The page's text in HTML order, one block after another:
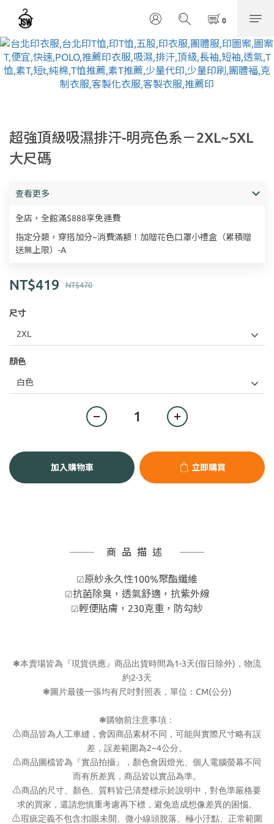
超強頂級吸濕排汗-明亮色系－2XL~5XL
大尺碼
全店，全館滿$888享免運費
指定分類，穿搭加分~消費滿額！加贈花色口罩小禮盒（累積贈
送無上限）-A
查看更多
NT$470
NT$419
尺寸
顏色
加入購物車 立即購買
商品描述
☑ 原紗永久性100%聚酯纖維
☑抗菌除臭，透氣舒適，抗紫外線
☑輕便貼膚，230克重，防勾紗
❃本賣場皆為『現貨供應』商品出貨時間為1-3天(假日除外) ，物流
約2-3天
❃ 圖片最後一張均有尺吋對照表，單位： CM(公分)
❃購物前注意事項：
⚠商品皆為人工車縫，會因商品素材不同，可能與實際尺寸略有誤
差，誤差範圍為2~4公分。
⚠商品圖檔皆為『實品拍攝』，顏色會因燈光、個人電腦螢幕不同
而有所差異，商品皆以實品為準。
⚠商品的尺寸、顏色、質料皆已清楚標示於說明中，對色準嚴格要
求的買家，還請您慎重考慮再下標，避免造成想像差異的困惱。
⚠瑕疵定義不包含:扣眼未開、微小線頭脫落、極小汙點、正常範圍